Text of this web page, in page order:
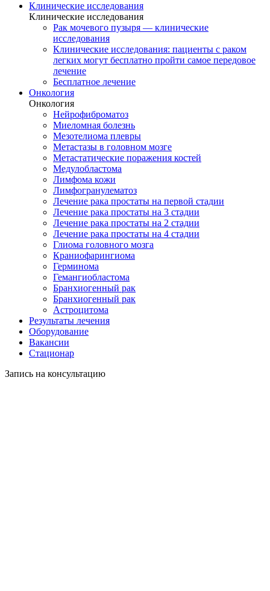
Клинические исследования
Клинические исследования
Рак мочевого пузыря — клинические
исследования
Клинические исследования: пациенты с раком
легких могут бесплатно пройти самое передовое
лечение
Бесплатное лечение
Онкология
Онкология
Нейрофиброматоз
Миеломная болезнь
Мезотелиома плевры
Метастазы в головном мозге
Метастатические поражения костей
Медулобластома
Лимфома кожи
Лимфогранулематоз
Лечение рака простаты на первой стадии
Лечение рака простаты на 3 стадии
Лечение рака простаты на 2 стадии
Лечение рака простаты на 4 стадии
Глиома головного мозга
Краниофарингиома
Герминома
Гемангиобластома
Бранхиогенный рак
Бранхиогенный рак
Астроцитома
Результаты лечения
Оборудование
Вакансии
Стационар
Запись на консультацию